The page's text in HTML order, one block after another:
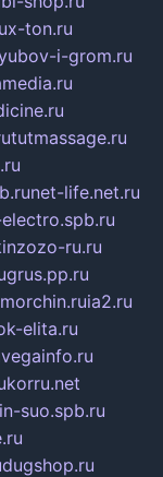
x-ton.ru
i-grom.ru
tutmassage.ru
net-life.net.ru
ru.ru
ia2.ru
elita.ru
korru.net
suo.spb.ru
dugshop.ru